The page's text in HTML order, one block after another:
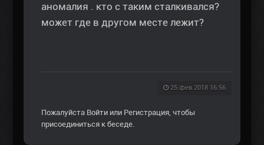
аномалия . кто с таким сталкивался?
может где в другом месте лежит?
25 фев 2018 16:56
Пожалуйста Войти или Регистрация, чтобы
присоединиться к беседе.